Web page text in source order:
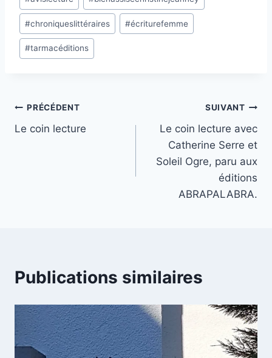
de
la
publication :
#chroniqueslittéraires #écriturefemme
#tarmacéditions
Navigation
de
PRÉCÉDENT
Le coin lecture
SUIVANT
Le coin lecture avec
Catherine Serre et
Soleil Ogre, paru aux
éditions
ABRAPALABRA.
Publications similaires